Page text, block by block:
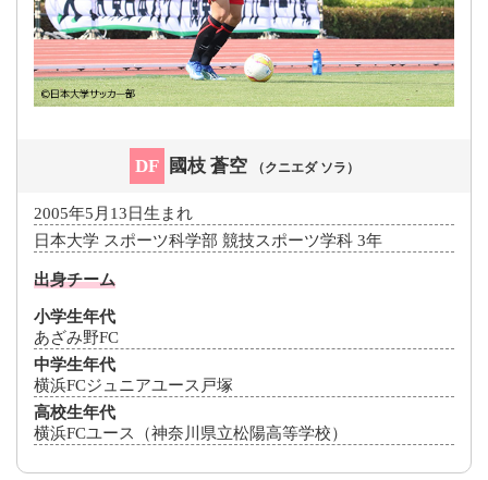
DF 國枝 蒼空 （クニエダ ソラ）
2005年5月13日生まれ
日本大学 スポーツ科学部 競技スポーツ学科 3年
出身チーム
小学生年代
あざみ野FC
中学生年代
横浜FCジュニアユース戸塚
高校生年代
横浜FCユース（神奈川県立松陽高等学校）